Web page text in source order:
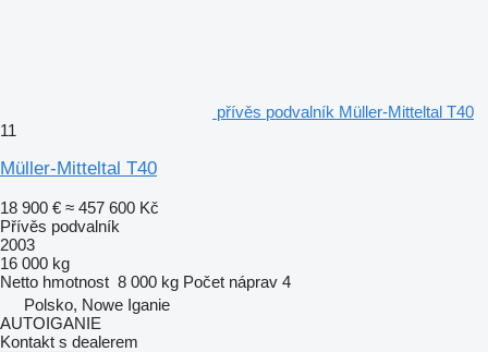
přívěs podvalník Müller-Mitteltal T40
11
Müller-Mitteltal T40
18 900 € ≈ 457 600 Kč
Přívěs podvalník
2003
16 000 kg
Netto hmotnost 8 000 kg Počet náprav 4
Polsko, Nowe Iganie
AUTOIGANIE
Kontakt s dealerem